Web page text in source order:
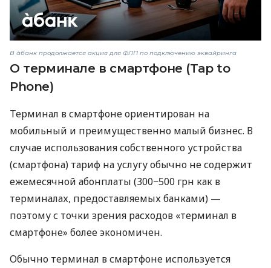
В àбанк продолжается акция для ФЛП по подключению эквайринга
О терминале в смартфоне (Tap to
Phone)
Терминал в смартфоне ориентирован на
мобильный и преимущественно малый бизнес. В
случае использования собственного устройства
(смартфона) тариф на услугу обычно не содержит
ежемесячной абонплаты (300−500 грн как в
терминалах, предоставляемых банками) —
поэтому с точки зрения расходов «терминал в
смартфоне» более экономичен.
Обычно терминал в смартфоне используется